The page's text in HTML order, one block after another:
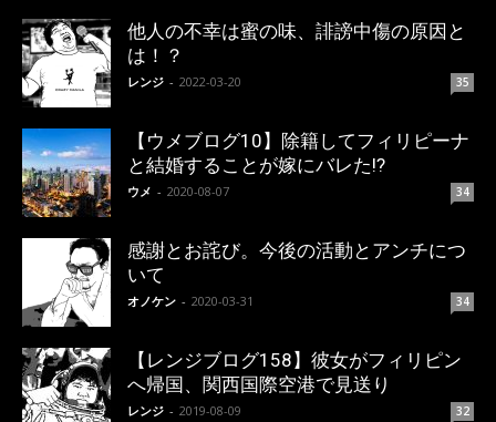
他人の不幸は蜜の味、誹謗中傷の原因と
は！？
レンジ - 2022-03-20 35
【ウメブログ10】除籍してフィリピーナ
と結婚することが嫁にバレた!?
ウメ - 2020-08-07 34
感謝とお詫び。今後の活動とアンチにつ
いて
オノケン - 2020-03-31 34
【レンジブログ158】彼女がフィリピン
へ帰国、関西国際空港で見送り
レンジ - 2019-08-09 32